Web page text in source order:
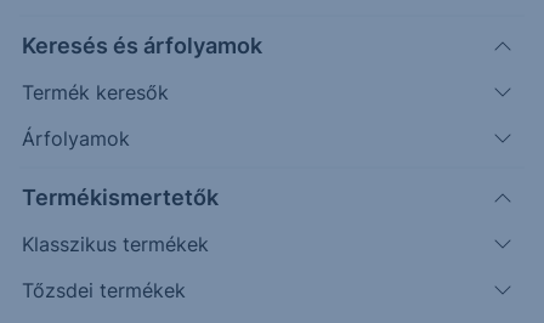
Keresés és árfolyamok
Termék keresők
Árfolyamok
Termékismertetők
Klasszikus termékek
Tőzsdei termékek
További információk kérése
Erste Market Pro belépés